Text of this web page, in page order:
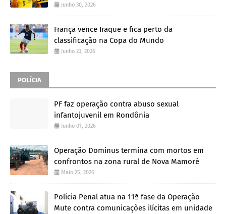
Junho 30, 2026
França vence Iraque e fica perto da
classificação na Copa do Mundo
Junho 23, 2026
POLÍCIA
PF faz operação contra abuso sexual
infantojuvenil em Rondônia
Junho 01, 2026
Operação Dominus termina com mortos em
confrontos na zona rural de Nova Mamoré
Maio 25, 2026
Polícia Penal atua na 11ª fase da Operação
Mute contra comunicações ilícitas em unidade